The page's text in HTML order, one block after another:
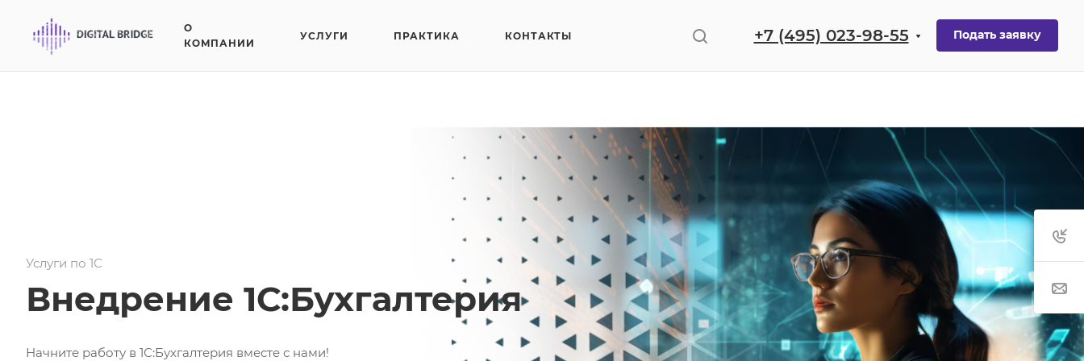
О
КОМПАНИИ
УСЛУГИ ПРАКТИКА КОНТАКТЫ +7 (495) 023-98-55 Подать заявку
Услуги по 1С
Внедрение 1С:Бухгалтерия
Начните работу в 1С:Бухгалтерия вместе с нами!